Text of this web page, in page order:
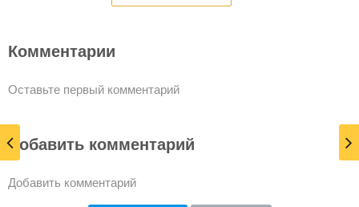
Комментарии
Оставьте первый комментарий
Добавить комментарий
Добавить комментарий